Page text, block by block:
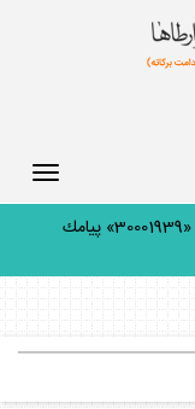
شما مي توانيد سوالات ديني خود را به سامانه «30001939» پيامك